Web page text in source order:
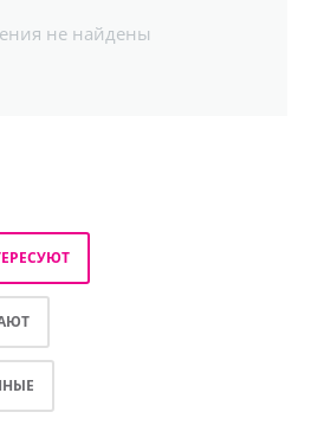
не найдены